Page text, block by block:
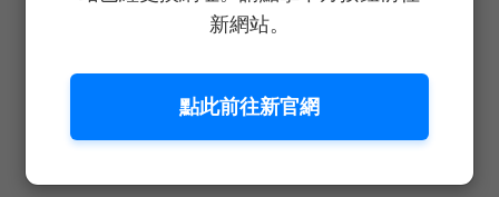
新網站。
點此前往新官網
恭喜！恭喜！小龍添福 好巳花生
野菜鮮生2025春節休假公告